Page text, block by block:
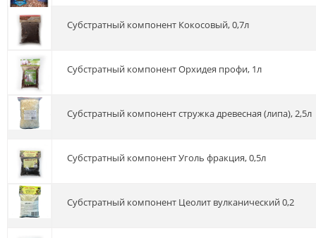
Субстратный компонент Кокосовый, 0,7л
Субстратный компонент Орхидея профи, 1л
Субстратный компонент стружка древесная (липа), 2,5л
Субстратный компонент Уголь фракция, 0,5л
Субстратный компонент Цеолит вулканический 0,2